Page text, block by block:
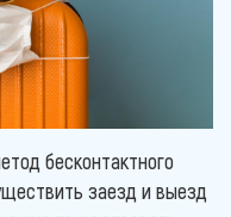
бесконтактного
заезд и выезд